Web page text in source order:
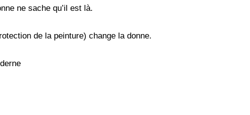
ne sache qu’il est là.
de la peinture) change la donne.